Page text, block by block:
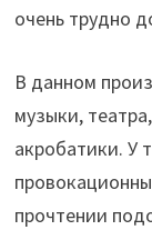
очень трудно
В данном
музыки,
акробатики. У
прочтении